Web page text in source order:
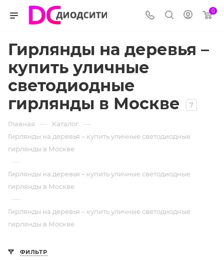
0
Гирлянды на деревья –
купить уличные
светодиодные
гирлянды в Москве
7
Главная — Каталог —
Гирлянды на деревья – купить уличные светодиодные
гирлянды в Москве
—
Гирлянды на деревья – купить уличные светодиодные
гирлянды в Москве
—
Гирлянды на деревья – купить уличные светодиодные
гирлянды в Москве
ФИЛЬТР